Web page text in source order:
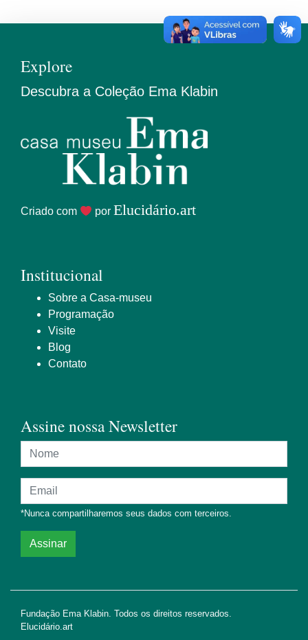
Explore
Descubra a Coleção Ema Klabin
Criado com por Elucidário.art
Institucional
Sobre a Casa-museu
Programação
Visite
Blog
Contato
Assine nossa Newsletter
Nome
Endereço de e-mail
*Nunca compartilharemos seus dados com terceiros.
Assinar
Fundação Ema Klabin. Todos os direitos reservados.
Elucidário.art